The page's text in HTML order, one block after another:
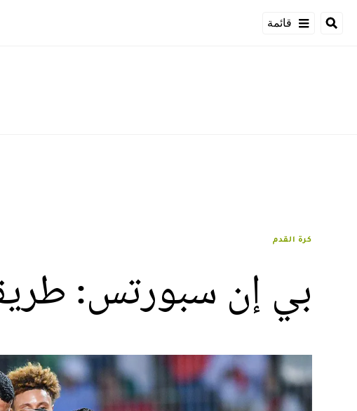
قائمة
كرة القدم
بي إن سبورتس: